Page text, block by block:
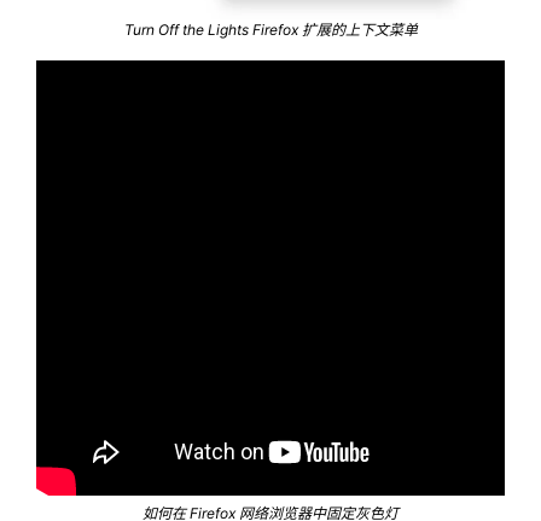
Turn Off the Lights Firefox 扩展的上下文菜单
如何在 Firefox 网络浏览器中固定灰色灯